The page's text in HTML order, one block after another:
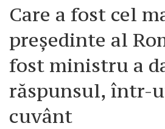
Care a fost cel
președinte al
fost ministru a
răspunsul, într-
cuvânt